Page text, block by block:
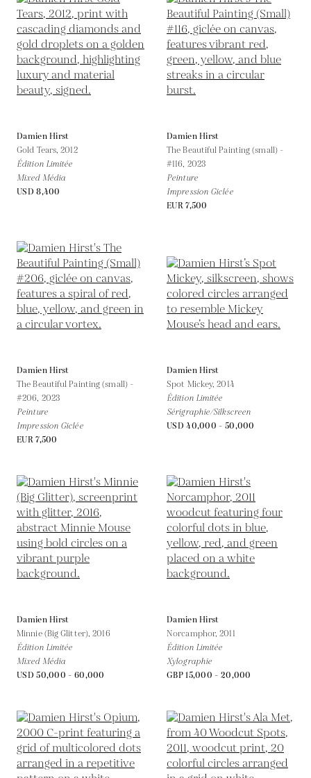
Damien Hirst
Gold Tears,2012
Édition Limitée
Mixed Média
USD 8,400
Damien Hirst
The Beautiful Painting (small) -
#116, 2023
Peinture
Impression Giclée
EUR 7,500
Damien Hirst
The Beautiful Painting (small) -
#206, 2023
Peinture
Impression Giclée
EUR 7,500
Damien Hirst
Spot Mickey,2014
Édition Limitée
Sérigraphie/Silkscreen
USD 40,000 - 50,000
Damien Hirst
Minnie (Big Glitter),2016
Édition Limitée
Mixed Média
USD 50,000 - 60,000
Damien Hirst
Norcamphor,2011
Édition Limitée
Xylographie
GBP 15,000 - 20,000